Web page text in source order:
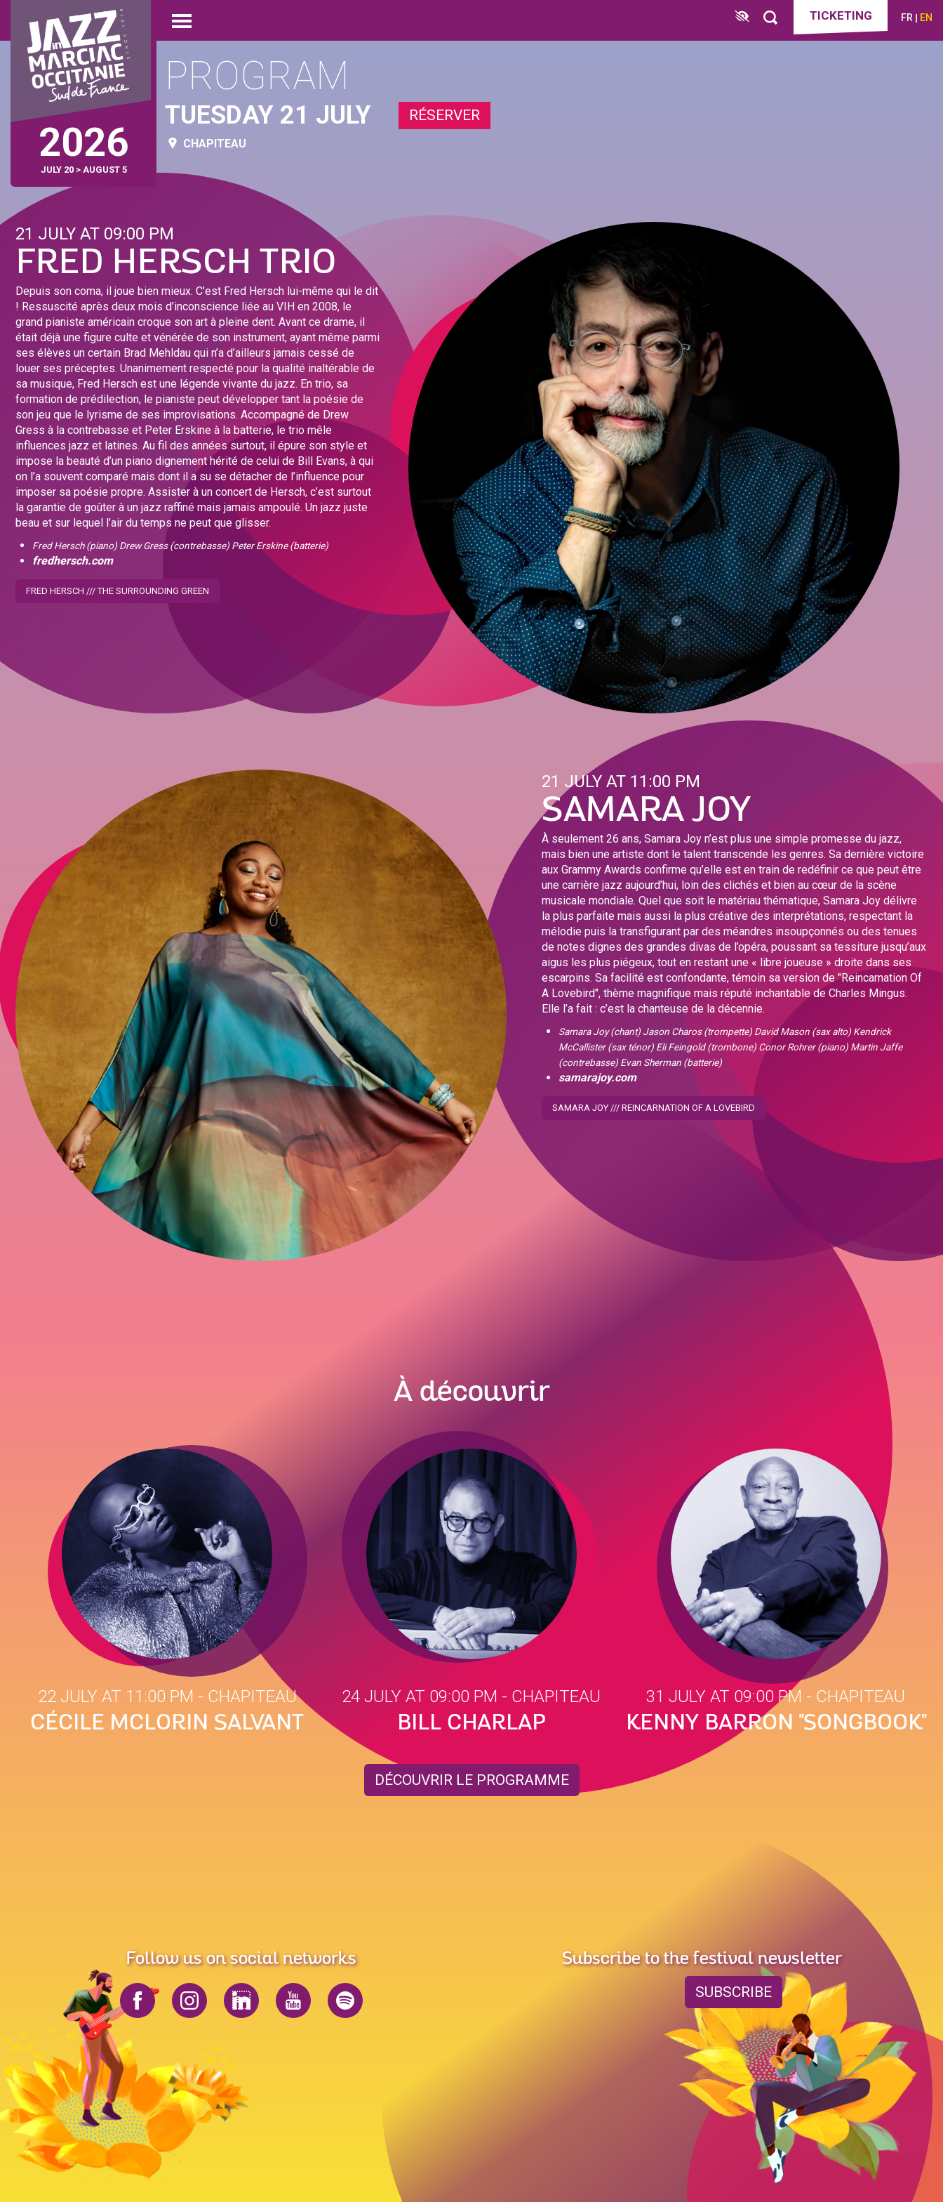
main
content
Open
menu
TICKETING FR EN
2026
JULY 20 > AUGUST 5
PROGRAM
TUESDAY 21 JULY RÉSERVER
CHAPITEAU
21 JULY AT 09:00 PM
FRED HERSCH TRIO
Depuis son coma, il joue bien mieux. C’est Fred Hersch lui-même qui le dit
! Ressuscité après deux mois d’inconscience liée au VIH en 2008, le
grand pianiste américain croque son art à pleine dent. Avant ce drame, il
était déjà une figure culte et vénérée de son instrument, ayant même parmi
ses élèves un certain Brad Mehldau qui n’a d’ailleurs jamais cessé de
louer ses préceptes. Unanimement respecté pour la qualité inaltérable de
sa musique, Fred Hersch est une légende vivante du jazz. En trio, sa
formation de prédilection, le pianiste peut développer tant la poésie de
son jeu que le lyrisme de ses improvisations. Accompagné de Drew
Gress à la contrebasse et Peter Erskine à la batterie, le trio mêle
influences jazz et latines. Au fil des années surtout, il épure son style et
impose la beauté d’un piano dignement hérité de celui de Bill Evans, à qui
on l’a souvent comparé mais dont il a su se détacher de l’influence pour
imposer sa poésie propre. Assister à un concert de Hersch, c’est surtout
la garantie de goûter à un jazz raffiné mais jamais ampoulé. Un jazz juste
beau et sur lequel l’air du temps ne peut que glisser.
Fred Hersch (piano) Drew Gress (contrebasse) Peter Erskine (batterie)
fredhersch.com
FRED HERSCH /// THE SURROUNDING GREEN
21 JULY AT 11:00 PM
SAMARA JOY
À seulement 26 ans, Samara Joy n’est plus une simple promesse du jazz,
mais bien une artiste dont le talent transcende les genres. Sa dernière victoire
aux Grammy Awards confirme qu’elle est en train de redéfinir ce que peut être
une carrière jazz aujourd’hui, loin des clichés et bien au cœur de la scène
musicale mondiale. Quel que soit le matériau thématique, Samara Joy délivre
la plus parfaite mais aussi la plus créative des interprétations, respectant la
mélodie puis la transfigurant par des méandres insoupçonnés ou des tenues
de notes dignes des grandes divas de l’opéra, poussant sa tessiture jusqu’aux
aigus les plus piégeux, tout en restant une « libre joueuse » droite dans ses
escarpins. Sa facilité est confondante, témoin sa version de "Reincarnation Of
A Lovebird", thème magnifique mais réputé inchantable de Charles Mingus.
Elle l’a fait : c’est la chanteuse de la décennie.
Samara Joy (chant) Jason Charos (trompette) David Mason (sax alto) Kendrick
McCallister (sax ténor) Eli Feingold (trombone) Conor Rohrer (piano) Martin Jaffe
(contrebasse) Evan Sherman (batterie)
samarajoy.com
SAMARA JOY /// REINCARNATION OF A LOVEBIRD
À découvrir
22 JULY AT 11:00 PM - CHAPITEAU
CÉCILE MCLORIN SALVANT
24 JULY AT 09:00 PM - CHAPITEAU
BILL CHARLAP
31 JULY AT 09:00 PM - CHAPITEAU
KENNY BARRON "SONGBOOK"
DÉCOUVRIR LE PROGRAMME
Follow us on social networks Subscribe to the festival newsletter
SUBSCRIBE
Cookies management panel